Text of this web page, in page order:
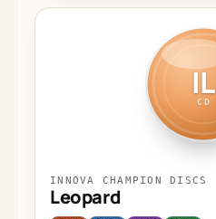
IL
CD
INNOVA CHAMPION DISCS
Leopard